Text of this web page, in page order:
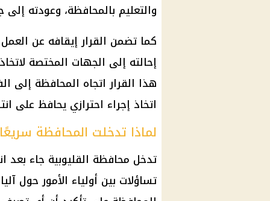
والتعليم بالمحافظة، وعودته
كما تضمن القرار إيقافه عن
إحالته إلى الجهات المختصة
هذا القرار اتجاه المحافظة إلى
اتخاذ إجراء احترازي يحافظ على
لماذا تدخلت المحافظة
تدخل محافظة القليوبية جاء بعد
تساؤلات بين أولياء الأمورحول